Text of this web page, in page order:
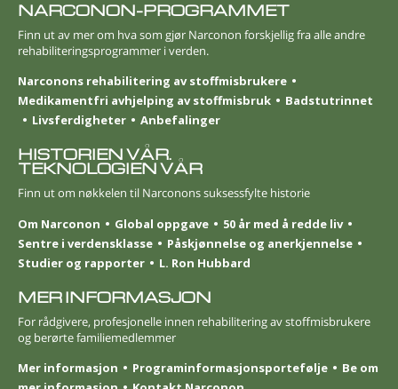
NARCONON-PROGRAMMET
Finn ut av mer om hva som gjør Narconon forskjellig fra alle andre
rehabiliterings­programmer i verden.
Narconons rehabilitering av stoffmisbrukere
Medikamentfri avhjelping av stoffmisbruk
Badstutrinnet
Livsferdigheter
Anbefalinger
HISTORIEN VÅR.
TEKNOLOGIEN VÅR
Finn ut om nøkkelen til Narconons suksessfylte historie
Om Narconon
Global oppgave
50 år med å redde liv
Sentre i verdensklasse
Påskjønnelse og anerkjennelse
Studier og rapporter
L. Ron Hubbard
MER INFORMASJON
For rådgivere, profesjonelle innen rehabilitering av stoffmisbrukere
og berørte familie­medlemmer
Mer informasjon
Program­informasjons­portefølje
Be om